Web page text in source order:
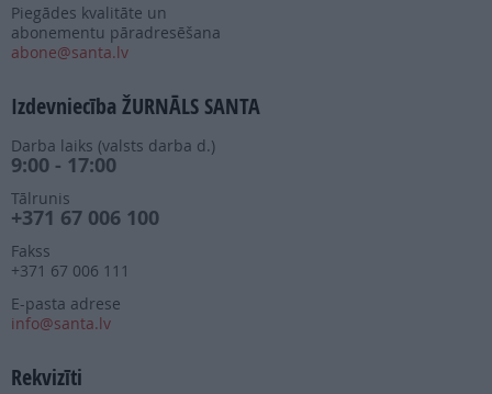
Piegādes kvalitāte un
abonementu pāradresēšana
abone@santa.lv
Izdevniecība ŽURNĀLS SANTA
Darba laiks (valsts darba d.)
9:00 - 17:00
Tālrunis
+371 67 006 100
Fakss
+371 67 006 111
E-pasta adrese
info@santa.lv
Rekvizīti